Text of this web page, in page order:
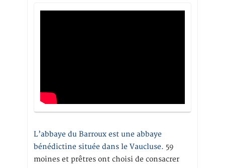
L’abbaye du Barroux est une abbaye
bénédictine située dans le Vaucluse. 59
moines et prêtres ont choisi de consacrer